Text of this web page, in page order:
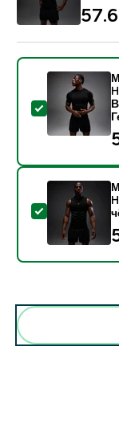
- Мужская
- Мужская